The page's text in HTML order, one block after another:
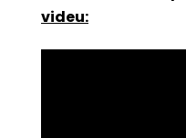
videu: